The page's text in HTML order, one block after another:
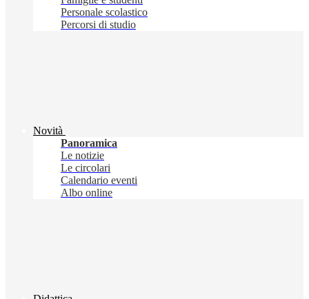
Personale scolastico
Percorsi di studio
Novità
Panoramica
Le notizie
Le circolari
Calendario eventi
Albo online